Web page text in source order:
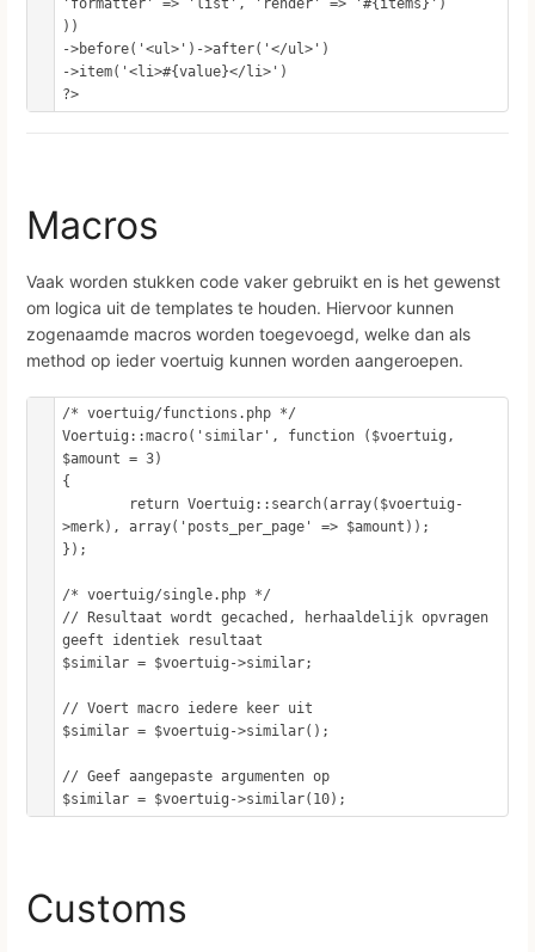
'formatter' => 'list', 'render' => '#{items}')
))
->before('<ul>')->after('</ul>')
->item('<li>#{value}</li>')
?>
Macros
Vaak worden stukken code vaker gebruikt en is het gewenst
om logica uit de templates te houden. Hiervoor kunnen
zogenaamde macros worden toegevoegd, welke dan als
method op ieder voertuig kunnen worden aangeroepen.
/* voertuig/functions.php */
Voertuig::macro('similar', function ($voertuig,
$amount = 3)
{
>merk), array('posts_per_page' => $amount));
});
/* voertuig/single.php */
// Resultaat wordt gecached, herhaaldelijk opvragen
geeft identiek resultaat
$similar = $voertuig->similar;
// Voert macro iedere keer uit
$similar = $voertuig->similar();
// Geef aangepaste argumenten op
$similar = $voertuig->similar(10);
Customs